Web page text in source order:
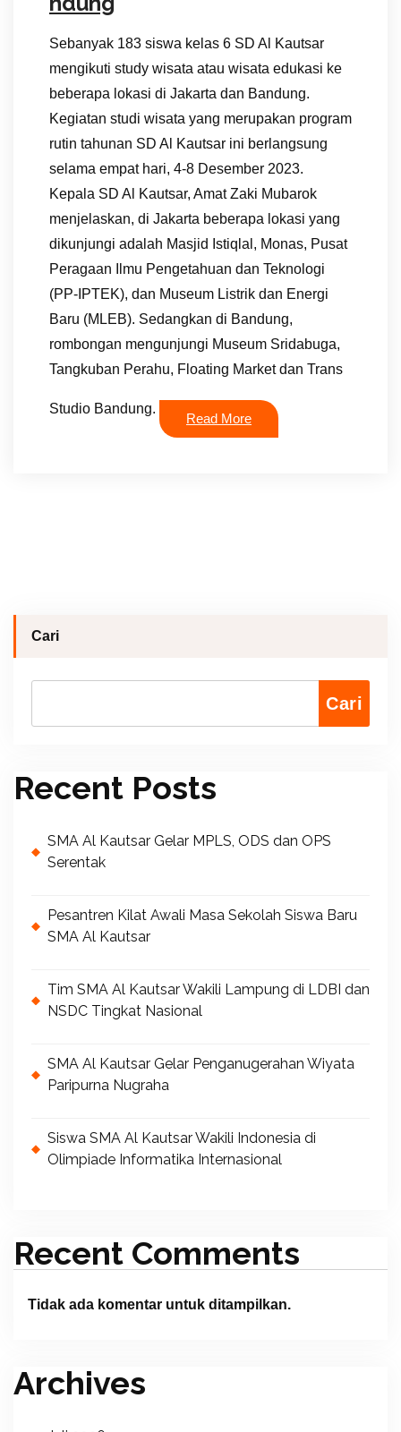
Sebanyak 183 siswa kelas 6 SD Al Kautsar
mengikuti study wisata atau wisata edukasi ke
beberapa lokasi di Jakarta dan Bandung.
Kegiatan studi wisata yang merupakan program
rutin tahunan SD Al Kautsar ini berlangsung
selama empat hari, 4-8 Desember 2023.
Kepala SD Al Kautsar, Amat Zaki Mubarok
menjelaskan, di Jakarta beberapa lokasi yang
dikunjungi adalah Masjid Istiqlal, Monas, Pusat
Peragaan Ilmu Pengetahuan dan Teknologi
(PP-IPTEK), dan Museum Listrik dan Energi
Baru (MLEB). Sedangkan di Bandung,
rombongan mengunjungi Museum Sridabuga,
Tangkuban Perahu, Floating Market dan Trans
Studio Bandung.
Read More
Cari
Cari
Recent Posts
SMA Al Kautsar Gelar MPLS, ODS dan OPS
Serentak
Pesantren Kilat Awali Masa Sekolah Siswa Baru
SMA Al Kautsar
Tim SMA Al Kautsar Wakili Lampung di LDBI dan
NSDC Tingkat Nasional
SMA Al Kautsar Gelar Penganugerahan Wiyata
Paripurna Nugraha
Siswa SMA Al Kautsar Wakili Indonesia di
Olimpiade Informatika Internasional
Recent Comments
Tidak ada komentar untuk ditampilkan.
Archives